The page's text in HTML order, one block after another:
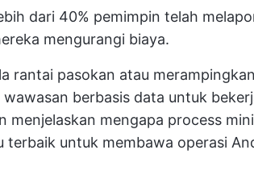
dari 40% pemimpin telah
mengurangi biaya.
rantai pasokan atau
berbasis data untuk
menjelaskan mengapa process
terbaik untuk membawa operasi